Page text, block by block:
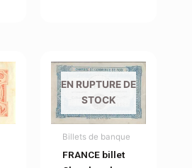
EN RUPTURE DE
STOCK
Billets de banque
FRANCE billet